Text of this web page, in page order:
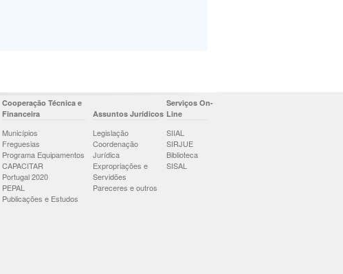
Cooperação Técnica e
Financeira
Municípios
Freguesias
Programa Equipamentos
CAPACITAR
Portugal 2020
PEPAL
Publicações e Estudos
Assuntos Jurídicos
Legislação
Coordenação
Jurídica
Expropriações e
Servidões
Pareceres e outros
Serviços On-
Line
SIIAL
SIRJUE
Biblioteca
SISAL